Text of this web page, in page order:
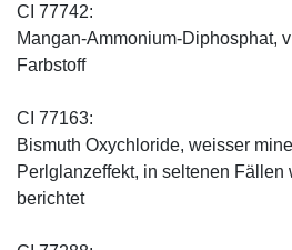
CI 77742:
Mangan-Ammonium-Diphosphat,
Farbstoff
CI 77163:
Bismuth Oxychloride, weisser
Perlglanzeffekt, in seltenen Fällen
berichtet